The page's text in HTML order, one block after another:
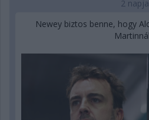
2 napja
Newey biztos benne, hogy
Martinnál